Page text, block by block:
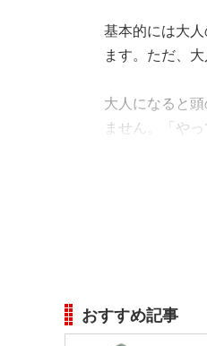
基本的には大
ます。ただ、
大人になると
ません。「や
おすすめ記事